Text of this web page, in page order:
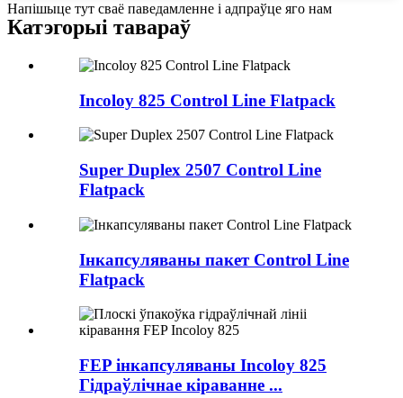
Напішыце тут сваё паведамленне і адпраўце яго нам
Катэгорыі тавараў
Incoloy 825 Control Line Flatpack
Super Duplex 2507 Control Line
Flatpack
Інкапсуляваны пакет Control Line
Flatpack
FEP інкапсуляваны Incoloy 825
Гідраўлічнае кіраванне ...